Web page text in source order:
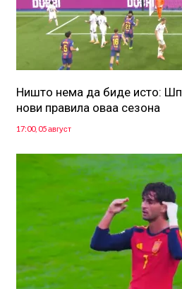
Ништо нема да биде исто:
нови правила оваа сезона
17:00, 05 август